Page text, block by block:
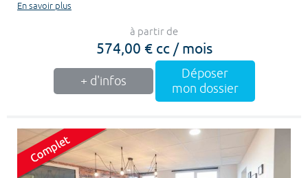
En savoir plus
à partir de
574,00 € cc / mois
+ d'infos
Déposer
mon dossier